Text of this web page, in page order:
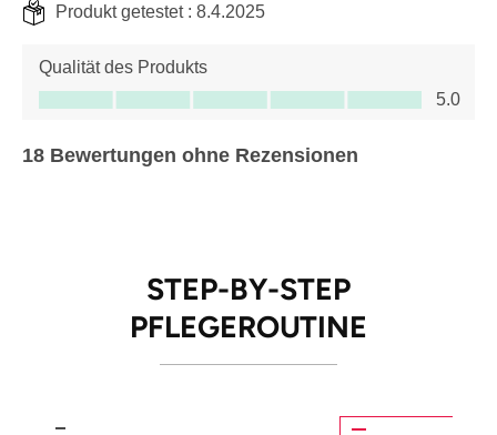
Produkt getestet : 8.4.2025
Qualität des Produkts
Qualität des Produkts, 5.0 von 5
5.0
18 Bewertungen ohne Rezensionen
STEP-BY-STEP
PFLEGEROUTINE